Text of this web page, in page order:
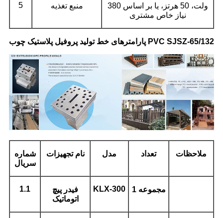
5 منبع تغذیه
380 ولت، 50 هرتز، یا بر اساس
نیاز خاص مشتری
پارامترهای خط تولید پروفیل پلاستیک چوب PVC SJSZ-65/132
شماره
سریال
نام تجهیزات مدل تعداد ملاحظات
1.1
فیدر پیچ
اتوماتیک
KLX-300 1 مجموعه